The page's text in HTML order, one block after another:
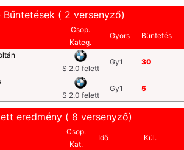
Bűntetések ( 2 versenyző)
Csop.
Kateg.
Gyors Büntetés
S 2.0 felett
Gy1 30
S 2.0 felett
Gy1 5
eredmény ( 8 versenyző)
Csop.
Kat.
Idő Kül.